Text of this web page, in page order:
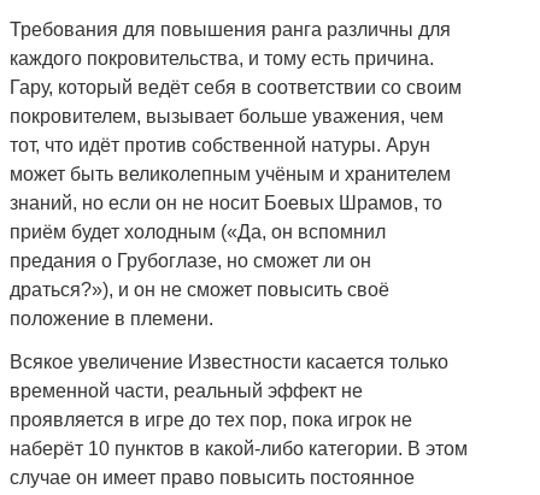
Требования для повышения ранга различны для
каждого покровительства, и тому есть причина.
Гару, который ведёт себя в соответствии со своим
покровителем, вызывает больше уважения, чем
тот, что идёт против собственной натуры. Арун
может быть великолепным учёным и хранителем
знаний, но если он не носит Боевых Шрамов, то
приём будет холодным («Да, он вспомнил
предания о Грубоглазе, но сможет ли он
драться?»), и он не сможет повысить своё
положение в племени.
Всякое увеличение Известности касается только
временной части, реальный эффект не
проявляется в игре до тех пор, пока игрок не
наберёт 10 пунктов в какой-либо категории. В этом
случае он имеет право повысить постоянное